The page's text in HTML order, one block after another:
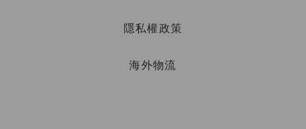
隱私權政策
海外物流